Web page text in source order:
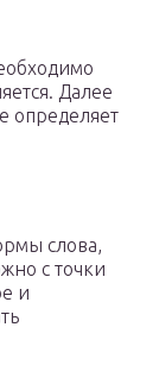
Далее
определяет
слова,
с точки
и